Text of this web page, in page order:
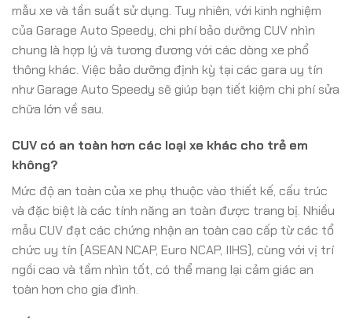
mẫu xe và tần suất sử dụng. Tuy nhiên, với kinh nghiệm
của Garage Auto Speedy, chi phí bảo dưỡng CUV nhìn
chung là hợp lý và tương đương với các dòng xe phổ
thông khác. Việc bảo dưỡng định kỳ tại các gara uy tín
như Garage Auto Speedy sẽ giúp bạn tiết kiệm chi phí sửa
chữa lớn về sau.
CUV có an toàn hơn các loại xe khác cho trẻ em
không?
Mức độ an toàn của xe phụ thuộc vào thiết kế, cấu trúc
và đặc biệt là các tính năng an toàn được trang bị. Nhiều
mẫu CUV đạt các chứng nhận an toàn cao cấp từ các tổ
chức uy tín (ASEAN NCAP, Euro NCAP, IIHS), cùng với vị trí
ngồi cao và tầm nhìn tốt, có thể mang lại cảm giác an
toàn hơn cho gia đình.